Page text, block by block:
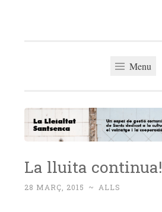
Menu
La lluita continua!
28 MARÇ, 2015 ~ ALLS